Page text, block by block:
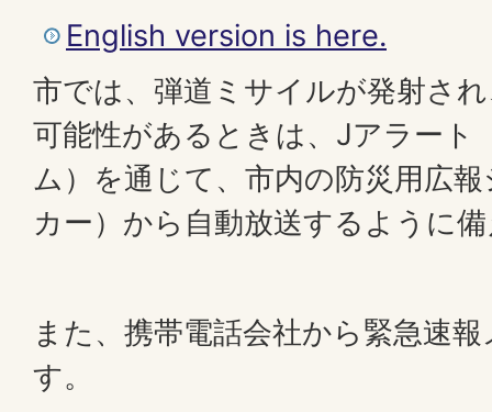
English version is here.
市では、弾道ミサイルが発射さ
可能性があるときは、Jアラート
ム）を通じて、市内の防災用広
カー）から自動放送するように
また、携帯電話会社から緊急速
す。